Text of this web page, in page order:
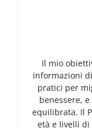
Il mio
informazioni
pratici per
benessere,
equilibrata. Il
età e livelli di